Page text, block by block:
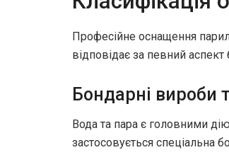
Професійне оснащення
відповідає за певний
Бондарні вироби
Вода та пара є головними
застосовується спеціальна